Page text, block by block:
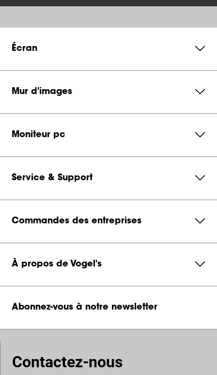
Écran
Mur d'images
Moniteur pc
Service & Support
Commandes des entreprises
À propos de Vogel's
Abonnez-vous à notre newsletter
Contactez-nous